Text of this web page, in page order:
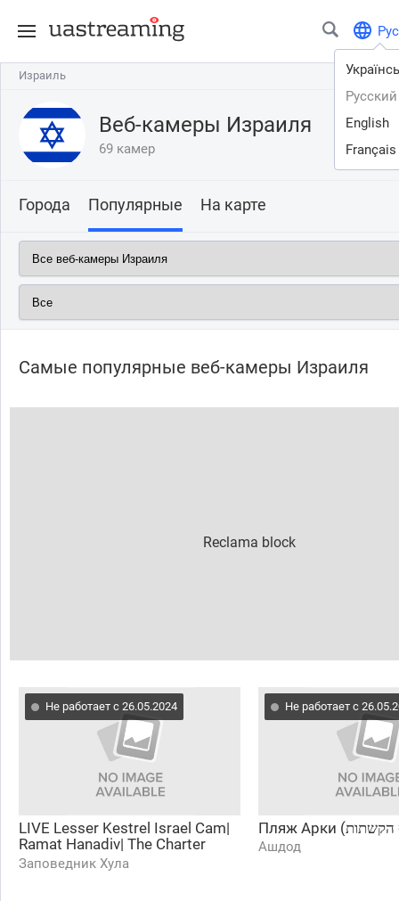
Рус
Русский
English
Français
Израиль
Израиль
Веб-камеры Израиля
69 камер
Города Популярные На карте
Самые популярные веб-камеры Израиля
Не работает с 26.05.2024
LIVE Lesser Kestrel Israel Cam|
Ramat Hanadiv| The Charter
Group of Wildlife Ecology
Заповедник Хула
Не работает с
Ашдод